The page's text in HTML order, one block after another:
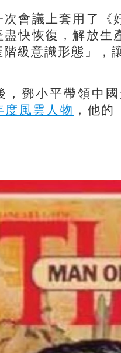
議上套用了《
盡快恢復，解放生
級意識形態」，
小平帶領中國
度風雲人物 ，他